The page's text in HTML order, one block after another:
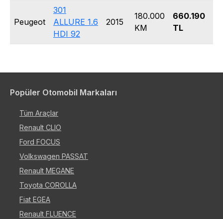
Peugeot
301
ALLURE 1.6
HDI 92
2015
180.000
KM
660.190
TL
Popüler Otomobil Markaları
Tüm Araçlar
Renault CLIO
Ford FOCUS
Volkswagen PASSAT
Renault MEGANE
Toyota COROLLA
Fiat EGEA
Renault FLUENCE